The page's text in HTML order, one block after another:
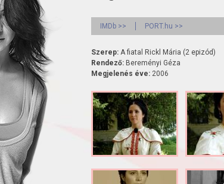
IMDb >> PORT.hu >>
Szerep: A fiatal Rickl Mária (2 epizód)
Rendező: Bereményi Géza
Megjelenés éve: 2006